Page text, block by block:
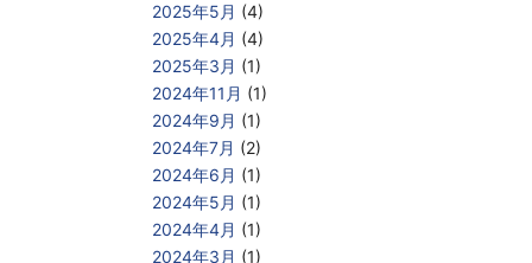
2025年5月 (4)
2025年4月 (4)
2025年3月 (1)
2024年11月 (1)
2024年9月 (1)
2024年7月 (2)
2024年6月 (1)
2024年5月 (1)
2024年4月 (1)
2024年3月 (1)